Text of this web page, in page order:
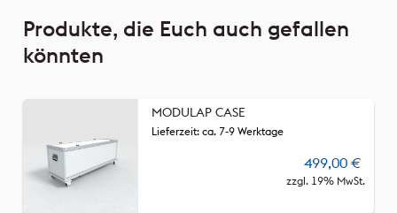
Produkte, die Euch auch gefallen
könnten
MODULAP CASE
Lieferzeit: ca. 7-9 Werktage
499,00 €
zzgl. 19% MwSt.